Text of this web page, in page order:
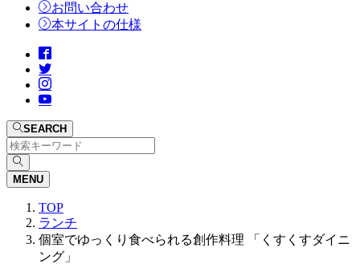
お問い合わせ
本サイトの仕様
SEARCH
MENU
TOP
ランチ
個室でゆっくり食べられる創作料理 「くすくすダイニ
ング」